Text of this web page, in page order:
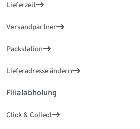
Lieferzeit
Versandpartner
Packstation
Lieferadresse ändern
Filialabholung
Click & Collect